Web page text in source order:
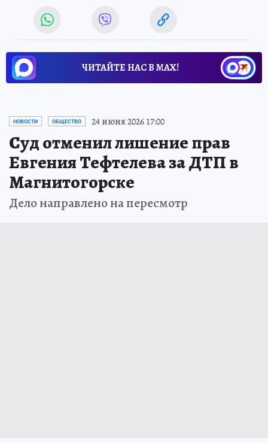
ЧИТАЙТЕ НАС В МАХ!
НОВОСТИ ОБЩЕСТВО 24 июня 2026 17:00
Суд отменил лишение прав
Евгения Тефтелева за ДТП в
Магнитогорске
Дело направлено на пересмотр